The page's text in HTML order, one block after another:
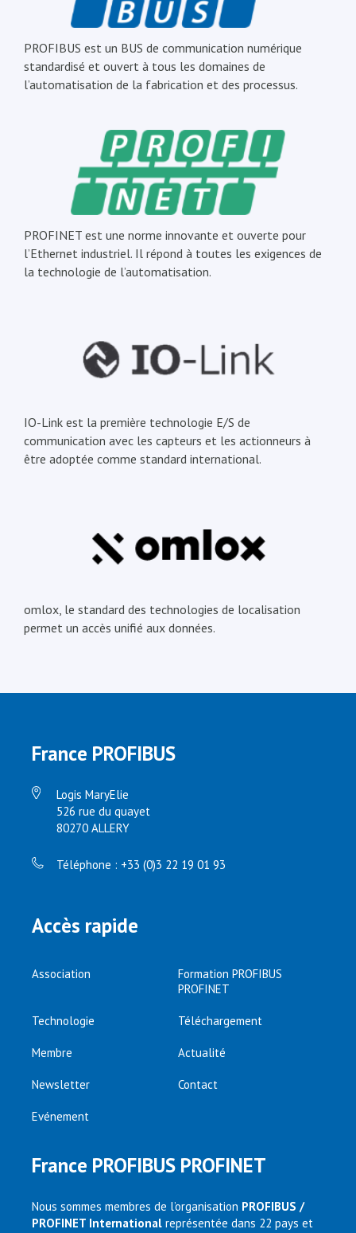
PROFIBUS est un BUS de communication numérique
standardisé et ouvert à tous les domaines de
l’automatisation de la fabrication et des processus.
PROFINET est une norme innovante et ouverte pour
l’Ethernet industriel. Il répond à toutes les exigences de
la technologie de l’automatisation.
IO-Link est la première technologie E/S de
communication avec les capteurs et les actionneurs à
être adoptée comme standard international.
omlox, le standard des technologies de localisation
permet un accès unifié aux données.
France PROFIBUS
Logis MaryElie
526 rue du quayet
80270 ALLERY
Téléphone : +33 (0)3 22 19 01 93
Accès rapide
Association
Formation PROFIBUS
PROFINET
Technologie Téléchargement
Membre Actualité
Newsletter Contact
Evénement
France PROFIBUS PROFINET
Nous sommes membres de l’organisation PROFIBUS /
PROFINET International représentée dans 22 pays et